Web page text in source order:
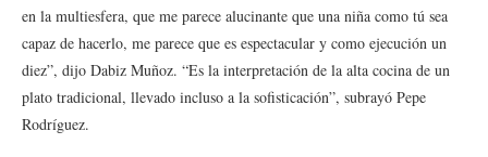
en la multiesfera, que me parece alucinante que una niña como tú sea
capaz de hacerlo, me parece que es espectacular y como ejecución un
diez”, dijo Dabiz Muñoz. “Es la interpretación de la alta cocina de un
plato tradicional, llevado incluso a la sofisticación”, subrayó Pepe
Rodríguez.